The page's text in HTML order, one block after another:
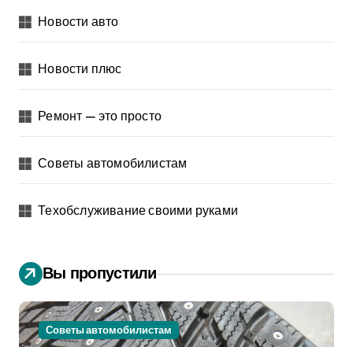
Новости авто
Новости плюс
Ремонт — это просто
Советы автомобилистам
Техобслуживание своими руками
Вы пропустили
Советы автомобилистам